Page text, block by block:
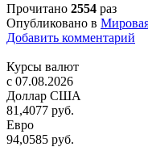
Прочитано 2554 раз
Опубликовано в
Добавить комментарий
Курсы валют
c 07.08.2026
Доллар США
81,4077 руб.
Евро
94,0585 руб.